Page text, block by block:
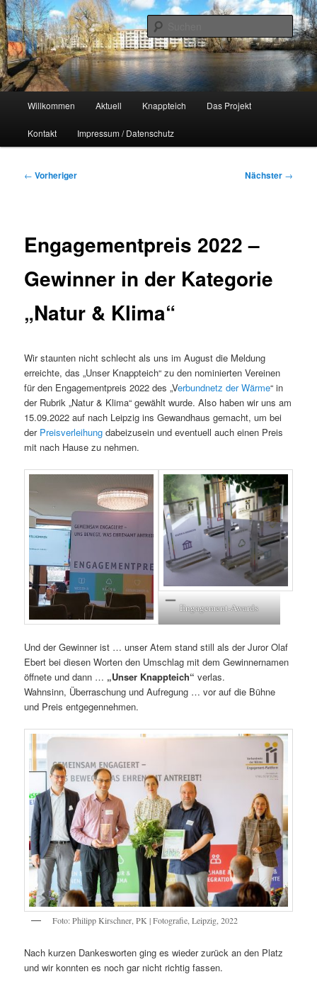
Zum
primären
Inhalt
springenUnser Knappteich
Naherholungsgebiet im Chemnitzer Yorckgebiet
Willkommen Aktuell Knappteich Das Projekt
Kontakt Impressum / Datenschutz
Beitragsnavigation
← Vorheriger Nächster →
Engagementpreis 2022 –
Gewinner in der Kategorie
„Natur & Klima“
Wir staunten nicht schlecht als uns im August die Meldung
erreichte, das „Unser Knappteich“ zu den nominierten Vereinen
für den Engagementpreis 2022 des „Verbundnetz der Wärme“ in
der Rubrik „Natur & Klima“ gewählt wurde. Also haben wir uns am
15.09.2022 auf nach Leipzig ins Gewandhaus gemacht, um bei
der Preisverleihungdabeizusein und eventuell auch einen Preis
mit nach Hause zu nehmen.
Engagement-Awards
Und der Gewinner ist … unser Atem stand still als der Juror Olaf
Ebert bei diesen Worten den Umschlag mit dem Gewinnernamen
öffnete und dann … „Unser Knappteich“ verlas.
Wahnsinn, Überraschung und Aufregung … vor auf die Bühne
und Preis entgegennehmen.
Foto: Philipp Kirschner, PK | Fotografie, Leipzig, 2022
Nach kurzen Dankesworten ging es wieder zurück an den Platz
und wir konnten es noch gar nicht richtig fassen.